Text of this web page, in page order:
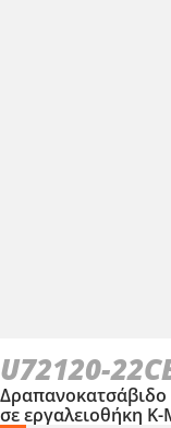
U72120-
Δραπανοκατσάβιδο
σε εργαλειοθήκη